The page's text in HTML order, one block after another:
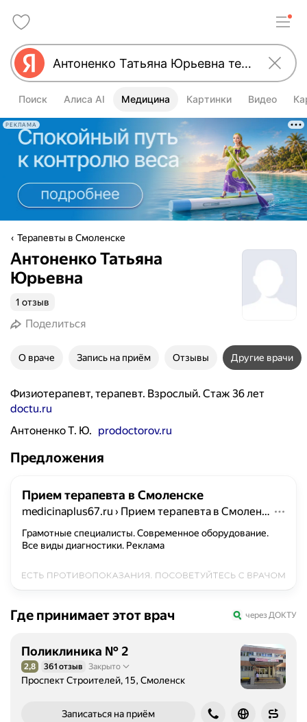
Поиск Алиса AI Медицина Картинки Видео
РЕКЛАМА
Терапевты в Смоленске
Антоненко Татьяна
Юрьевна
1 отзыв
Поделиться
О враче Запись на приём Отзывы Другие врачи
Физиотерапевт, терапевт. Взрослый. Стаж 36 лет
doctu.ru
Антоненко Т. Ю. prodoctorov.ru
Предложения
Прием терапевта в Смоленске
medicinaplus67.ru › Прием терапевта в Смоленске
Грамотные специалисты. Современное оборудование.
Все виды диагностики. Реклама
Где принимает этот врач через ДОКТУ
Поликлиника № 2
Рейтинг 2,8 из 5
2,8 361 отзыв Закрыто
Проспект Строителей, 15, Смоленск
Записаться на приём